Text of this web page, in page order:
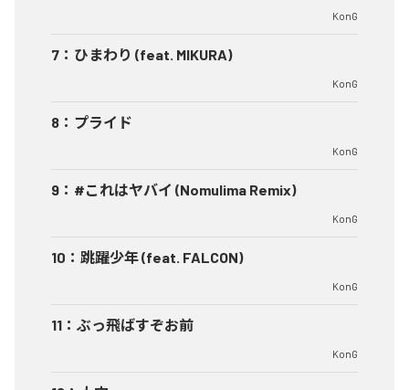
KonG
7 ： ひまわり (feat. MIKURA)
KonG
8 ： プライド
KonG
9 ： #これはヤバイ (Nomulima Remix)
KonG
10 ： 跳躍少年 (feat. FALCON)
KonG
11 ： ぶっ飛ばすぞお前
KonG